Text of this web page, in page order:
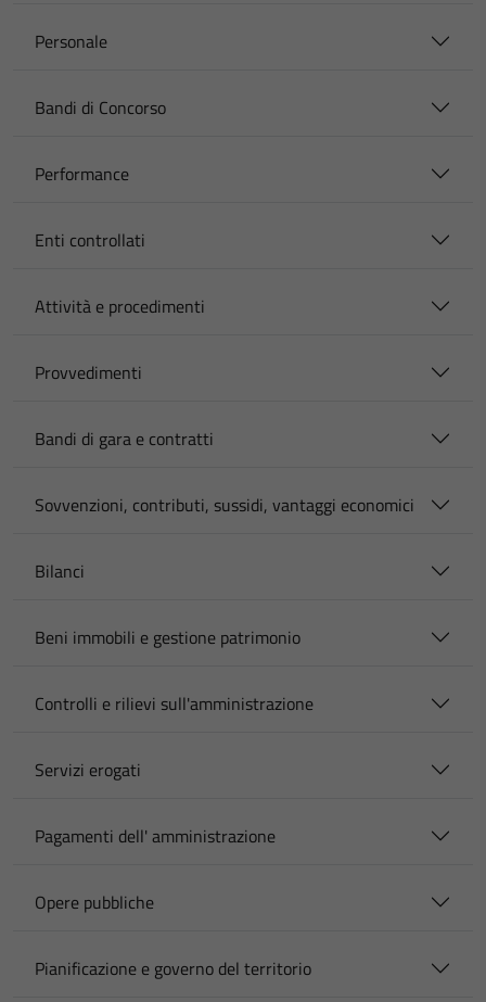
Personale
Bandi di Concorso
Performance
Enti controllati
Attività e procedimenti
Provvedimenti
Bandi di gara e contratti
Sovvenzioni, contributi, sussidi, vantaggi economici
Bilanci
Beni immobili e gestione patrimonio
Controlli e rilievi sull'amministrazione
Servizi erogati
Pagamenti dell' amministrazione
Opere pubbliche
Pianificazione e governo del territorio